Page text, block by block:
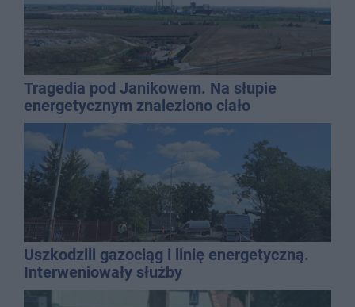
Tragedia pod Janikowem. Na słupie
energetycznym znaleziono ciało
mężczyzny
Uszkodzili gazociąg i linię energetyczną.
Interweniowały służby